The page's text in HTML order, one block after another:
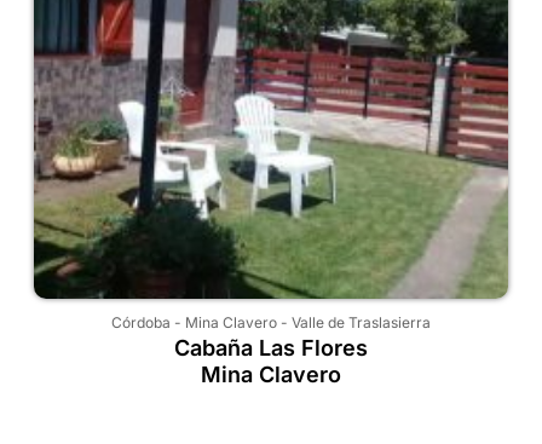
Córdoba - Mina Clavero - Valle de Traslasierra
Cabaña Las Flores
Mina Clavero